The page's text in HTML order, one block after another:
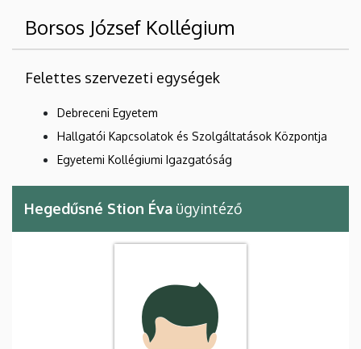
Borsos József Kollégium
Felettes szervezeti egységek
Debreceni Egyetem
Hallgatói Kapcsolatok és Szolgáltatások Központja
Egyetemi Kollégiumi Igazgatóság
Hegedűsné Stion Éva ügyintéző